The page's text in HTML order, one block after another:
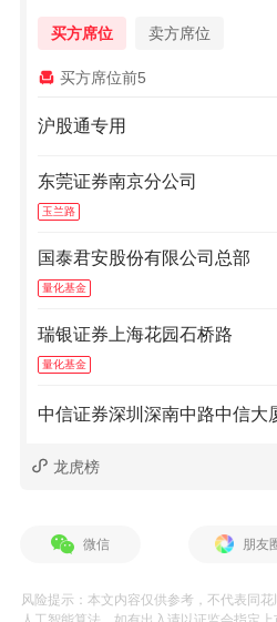
买方席位 卖方席位
买方席位前5
沪股通专用
东莞证券南京分公司
玉兰路
国泰君安股份有限公司总部
量化基金
瑞银证券上海花园石桥路
量化基金
中信证券深圳深南中路中信大
龙虎榜
微信 朋友
风险提示：本文内容仅供参考，不代表同